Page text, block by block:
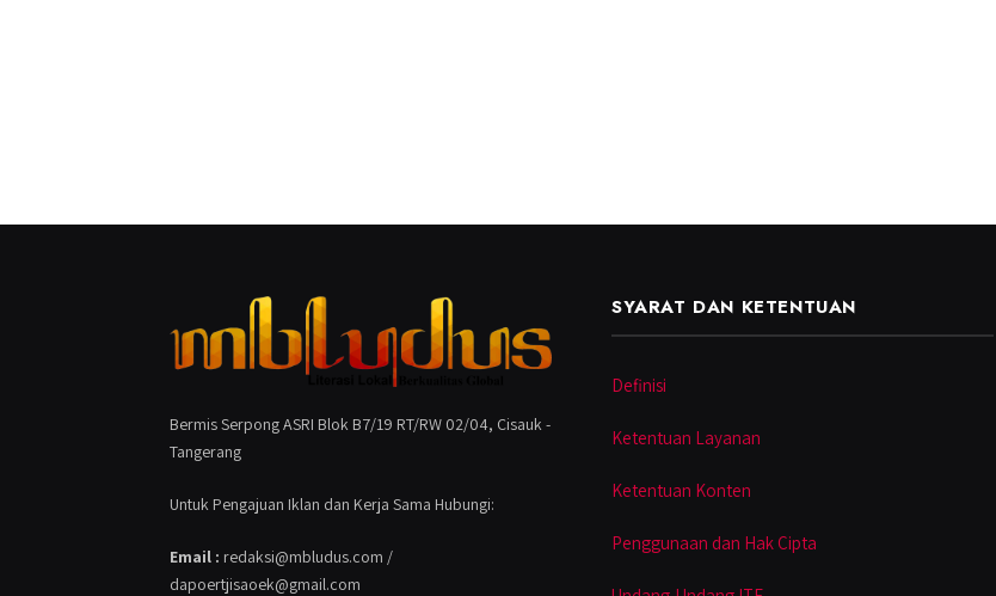
Bermis Serpong ASRI Blok B7/19 RT/RW 02/04, Cisauk -
Tangerang
Untuk Pengajuan Iklan dan Kerja Sama Hubungi:
Email : redaksi@mbludus.com /
dapoertjisaoek@gmail.com
SYARAT DAN KETENTUAN
Definisi
Ketentuan Layanan
Ketentuan Konten
Penggunaan dan Hak Cipta